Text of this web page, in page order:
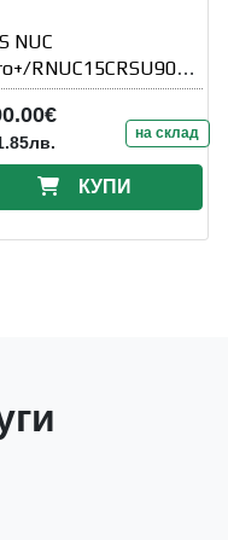
NUC
RNUC15CRSU9000
на склад
КУПИ